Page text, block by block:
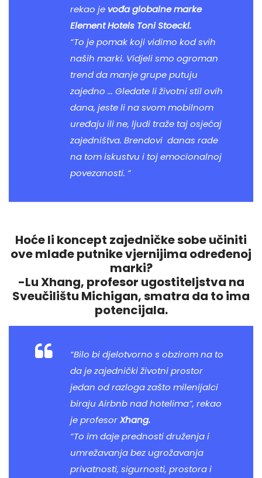
rekao je vođa globalne marke
Element Hotels Toni Stoeckl.
“To je pomak koji vidimo kod svih
naših marki. Vidjeli smo ogroman
trend da manje grupe putuju
zajedno … Gledate li životni stil ovih
dana, jeste li na svom mobilnom
uređaju ili ne, ljudi traže taj osjećaj
zajedništva. Brendovi danas rade
na tom iskustvu i toj emocionalnoj
povezanosti. “
Hoće li koncept zajedničke sobe učiniti
ove mlađe putnike vjernijima određenoj
marki?
-Lu Xhang, profesor ugostiteljstva na
Sveučilištu Michigan, smatra da to ima
potencijala.
“Bilo bi djelotvorno s obzirom na to
da je zajednički životni prostor
jedan od razloga zašto milenijalci
biraju Airbnb nad hotelima”, rekao
je profesorXhang.
“To im daje prednosti druženja i
umrežavanja bez ugrožavanja
privatnosti, sigurnosti, prostora i